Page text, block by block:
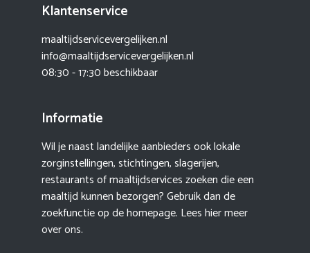
Klantenservice
maaltijdservicevergelijken.nl
info@maaltijdservicevergelijken.nl
08:30 - 17:30 beschikbaar
Informatie
Wil je naast landelijke aanbieders ook lokale
zorginstellingen, stichtingen, slagerijen,
restaurants of maaltijdservices zoeken die een
maaltijd kunnen bezorgen? Gebruik dan de
zoekfunctie op de homepage. Lees hier meer
over ons.